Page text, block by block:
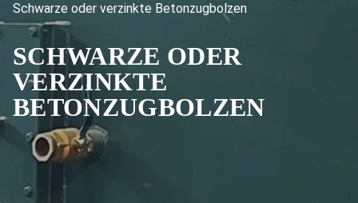
Schwarze oder verzinkte Betonzugbolzen
SCHWARZE ODER
VERZINKTE
BETONZUGBOLZEN